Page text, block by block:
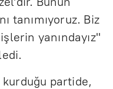
tanımıyoruz. Biz
yanındayız"
partide,